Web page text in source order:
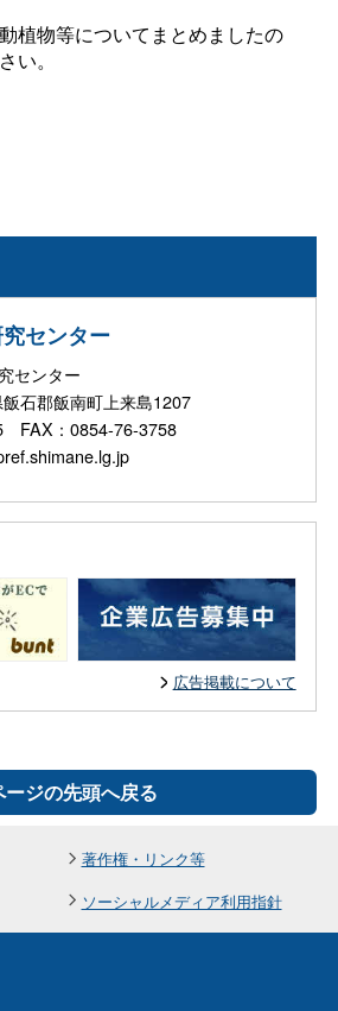
植物等についてまとめましたの
い。
センター
センター
石郡飯南町上来島1207
FAX：0854-76-3758
広告掲載について
ージの先頭へ戻る
著作権・リンク等
ソーシャルメディア利用指針